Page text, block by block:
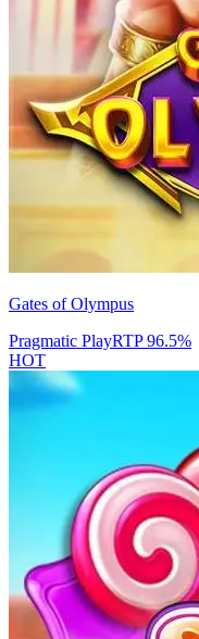
Gates of Olympus
Pragmatic PlayRTP96.5%
HOT